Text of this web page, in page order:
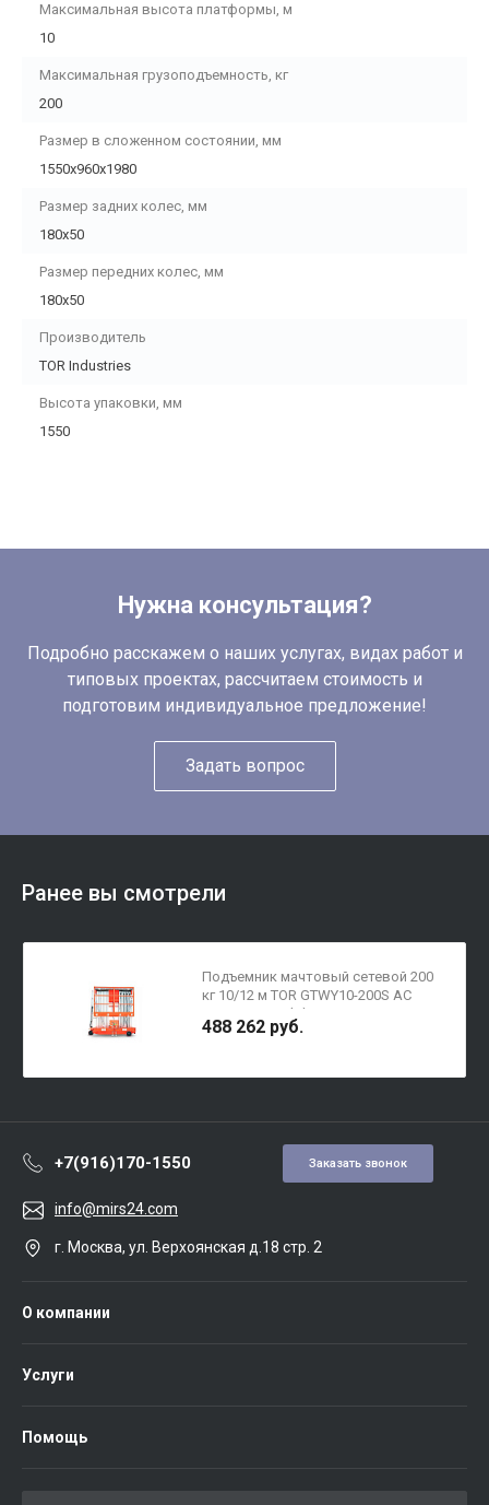
Максимальная высота платформы, м
10
Максимальная грузоподъемность, кг
200
Размер в сложенном состоянии, мм
1550х960х1980
Размер задних колес, мм
180х50
Размер передних колес, мм
180х50
Производитель
TOR Industries
Высота упаковки, мм
1550
Нужна консультация?
Подробно расскажем о наших услугах, видах работ и
типовых проектах, рассчитаем стоимость и
подготовим индивидуальное предложение!
Задать вопрос
Ранее вы смотрели
Подъемник мачтовый сетевой 200
кг 10/12 м TOR GTWY10-200S AC
220В 2-мачт. (G)
488 262 руб.
+7(916)170-1550 Заказать звонок
info@mirs24.com
г. Москва, ул. Верхоянская д.18 стр. 2
О компании
Услуги
Помощь